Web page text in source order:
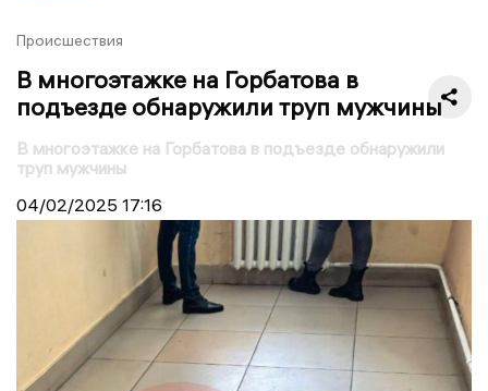
Происшествия
В многоэтажке на Горбатова в
подъезде обнаружили труп мужчины
В многоэтажке на Горбатова в подъезде обнаружили
труп мужчины
04/02/2025 17:16